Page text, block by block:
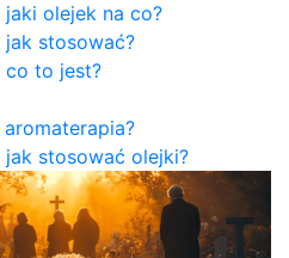
olejek na co?
stosować?
co to jest?
stosować olejki?